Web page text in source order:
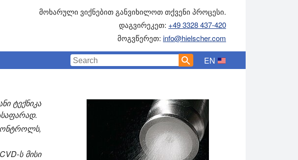
მოხარული ვიქნებით განვიხილოთ თქვენი პროცესი.
დაგვირეკეთ: +49 3328 437-420
მოგვწერეთ: info@hielscher.com
EN
ტექნიკა
ს მისი